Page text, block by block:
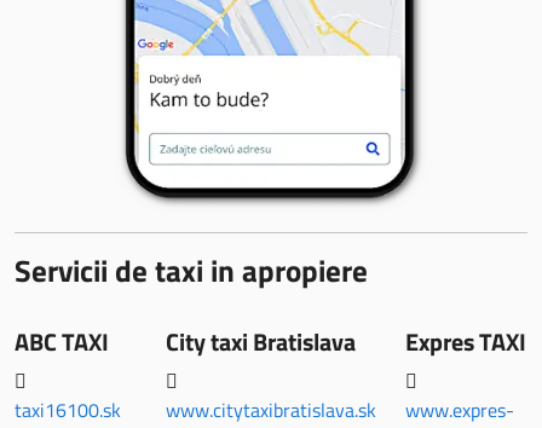
Servicii de taxi in apropiere
ABC TAXI
taxi16100.sk
City taxi Bratislava
www.citytaxibratislava.sk
Expres TAXI
www.expres-